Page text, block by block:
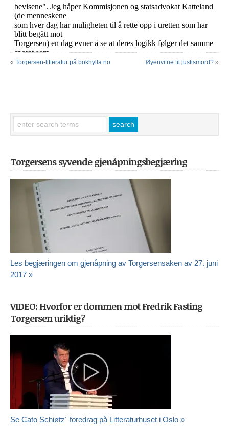
« Torgersen-litteratur på bokhylla.no Øyenvitne til justismord? »
Torgersens syvende gjenåpningsbegjæring
Les begjæringen om gjenåpning av Torgersensaken av 27. juni
2017 »
VIDEO: Hvorfor er dommen mot Fredrik Fasting
Torgersen uriktig?
Se Cato Schiøtz´ foredrag på Litteraturhuset i Oslo »